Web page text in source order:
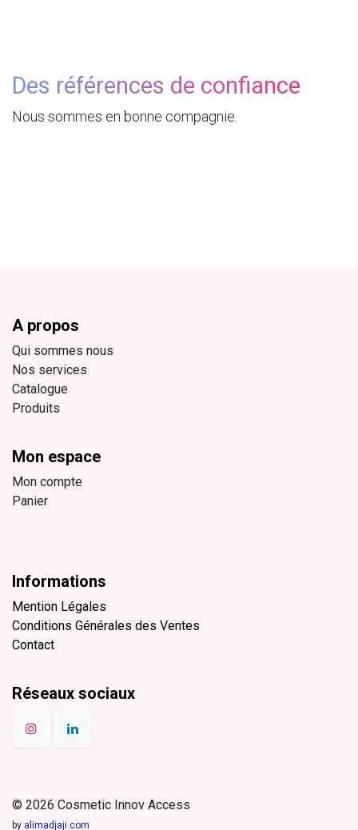
Des références de confiance
Nous sommes en bonne compagnie.
A propos
Qui sommes nous
Nos services
Catalogue
Produits
Mon espace
Mon compte
Panier
Informations
Mention Légales
Conditions Générales des Ventes
Contact
Réseaux sociaux
© 2026 Cosmetic Innov Access
by alimadjaji.com